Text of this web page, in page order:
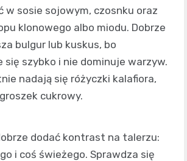
w sosie sojowym, czosnku oraz
klonowego albo miodu. Dobrze
bulgur lub kuskus, bo
szybko i nie dominuje warzyw.
nadają się różyczki kalafiora,
cukrowy.
dodać kontrast na talerzu:
i coś świeżego. Sprawdza się